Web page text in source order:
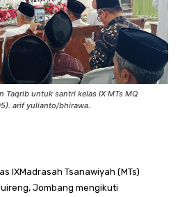
Taqrib untuk santri kelas IX MTs MQ
arif yulianto/bhirawa.
IXMadrasah Tsanawiyah (MTs)
Jombang mengikuti